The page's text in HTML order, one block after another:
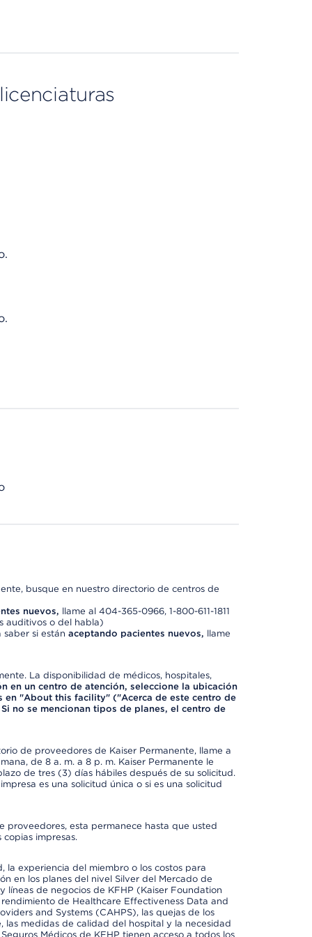
busque en nuestro directorio de centros de
nuevos, llame al 404-365-0966, 1-800-611-1811
auditivos o del habla)
si están aceptando pacientes nuevos, llame
La disponibilidad de médicos, hospitales,
en un centro de atención, seleccione la ubicación
"About this facility" ("Acerca de este centro de
no se mencionan tipos de planes, el centro de
de proveedores de Kaiser Permanente, llame a
de 8 a. m. a 8 p. m. Kaiser Permanente le
de tres (3) días hábiles después de su solicitud.
es una solicitud única o si es una solicitud
proveedores, esta permanece hasta que usted
impresas.
la experiencia del miembro o los costos para
en los planes del nivel Silver del Mercado de
líneas de negocios de KFHP (Kaiser Foundation
de Healthcare Effectiveness Data and
and Systems (CAHPS), las quejas de los
medidas de calidad del hospital y la necesidad
Médicos de KFHP tienen acceso a todos los